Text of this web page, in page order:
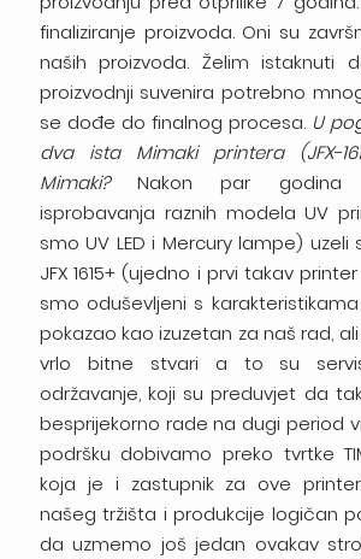
finaliziranje proizvoda. Oni su
naših proizvoda. Želim istaknuti
proizvodnji suvenira potrebno
se dođe do finalnog procesa. U
dva ista Mimaki printera (JFX-
Mimaki?Nakon par godina
isprobavanja raznih modela UV
smo UV LED i Mercury lampe) uzeli
JFX 1615+ (ujedno i prvi takav
smo oduševljeni s
pokazao kao izuzetan za naš rad,
vrlo bitne stvari a to su
održavanje, koji su preduvjet da
besprijekorno rade na dugi period
podršku dobivamo preko tvrtke
koja je i zastupnik za ove
našeg tržišta i produkcije logičan
da uzmemo još jedan ovakav